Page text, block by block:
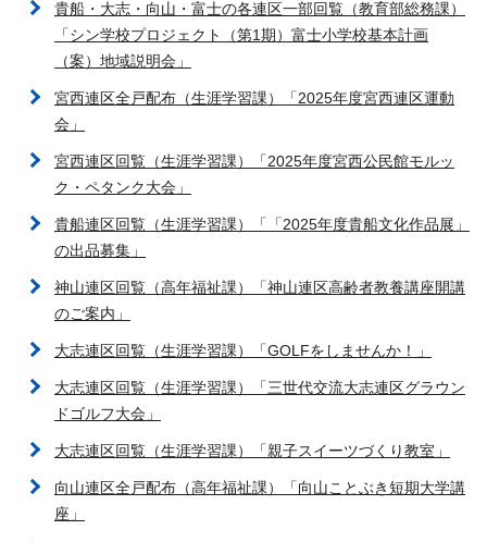
貴船・大志・向山・富士の各連区一部回覧（教育部総務課）
「シン学校プロジェクト（第1期）富士小学校基本計画
（案）地域説明会」
宮西連区全戸配布（生涯学習課）「2025年度宮西連区運動
会」
宮西連区回覧（生涯学習課）「2025年度宮西公民館モルッ
ク・ペタンク大会」
貴船連区回覧（生涯学習課）「「2025年度貴船文化作品展」
の出品募集」
神山連区回覧（高年福祉課）「神山連区高齢者教養講座開講
のご案内」
大志連区回覧（生涯学習課）「GOLFをしませんか！」
大志連区回覧（生涯学習課）「三世代交流大志連区グラウン
ドゴルフ大会」
大志連区回覧（生涯学習課）「親子スイーツづくり教室」
向山連区全戸配布（高年福祉課）「向山ことぶき短期大学講
座」